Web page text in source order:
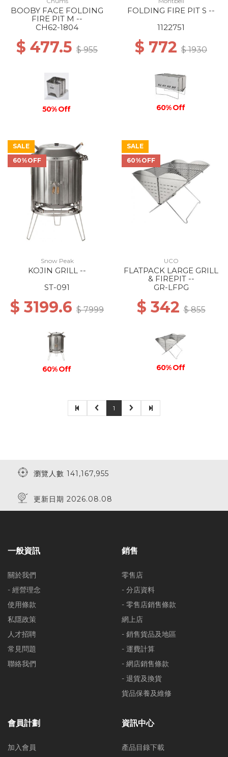
BOOBY FACE FOLDING
FIRE PIT M --
CH62-1804
$ 477.5 $ 955
50% Off
FOLDING FIRE PIT S --
1122751
$ 772 $ 1930
60% Off
SALE
60%OFF
Snow Peak
KOJIN GRILL --
ST-091
$ 3199.6 $ 7999
60% Off
SALE
60%OFF
UCO
FLATPACK LARGE GRILL
& FIREPIT --
GR-LFPG
$ 342$ 855
60% Off
1
瀏覽人數 141,167,955
更新日期 2026.08.08
一般資訊
關於我們
- 經營理念
使用條款
私隱政策
人才招聘
常見問題
聯絡我們
銷售
零售店
- 分店資料
- 零售店銷售條款
網上店
- 銷售貨品及地區
- 運費計算
- 網店銷售條款
- 退貨及換貨
貨品保養及維修
會員計劃
加入會員
資訊中心
產品目錄下載